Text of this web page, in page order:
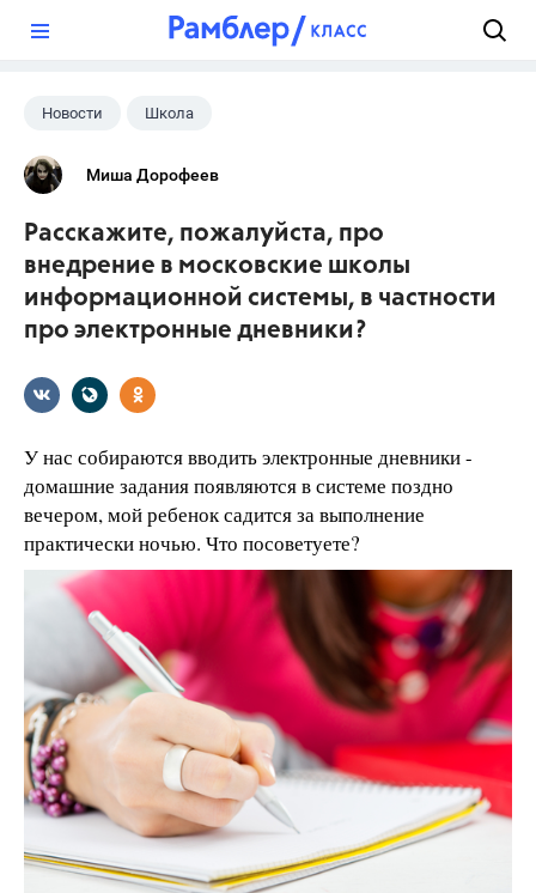
Новости Школа
Миша Дорофеев
Расскажите, пожалуйста, про
внедрение в московские школы
информационной системы, в частности
про электронные дневники?
У нас собираются вводить электронные дневники -
домашние задания появляются в системе поздно
вечером, мой ребенок садится за выполнение
практически ночью. Что посоветуете?